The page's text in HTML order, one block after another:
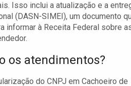
Isso inclui a atualização e a
(DASN-SIMEI), um documento
informar à Receita Federal sobre
os atendimentos?
do CNPJ em Cachoeiro de